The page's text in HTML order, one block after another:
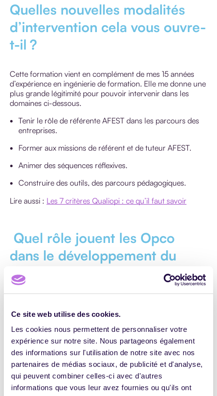
Ce site web utilise des cookies.
Les cookies nous permettent de personnaliser votre
expérience sur notre site. Nous partageons également
des informations sur l'utilisation de notre site avec nos
partenaires de médias sociaux, de publicité et d'analyse,
qui peuvent combiner celles-ci avec d'autres
informations que vous leur avez fournies ou qu'ils ont
Quelles nouvelles modalités
d’intervention cela vous ouvre-
t-il ?
Cette formation vient en complément de mes 15 années
d’expérience en ingénierie de formation. Elle me donne une
plus grande légitimité pour pouvoir intervenir dans les
domaines ci-dessous.
Tenir le rôle de référente AFEST dans les parcours des
entreprises.
Former aux missions de référent et de tuteur AFEST.
Animer des séquences réflexives.
Construire des outils, des parcours pédagogiques.
Lire aussi : Les 7 critères Qualiopi : ce qu’il faut savoir
Quel rôle jouent les Opco
dans le développement du
dispositif AFEST ?
jouer un rôle lorsqu’une AFEST intervient dans une
appels à référencement de prestataires d’actions de
formation qui pourront intervenir dans des dispositifs
AFEST financés par les Opco. Disposer de la certification
Référente AFEST est souvent demandé pour y répondre et
donc c’est un plus.
Les entreprises de moins de 50 salariés sont